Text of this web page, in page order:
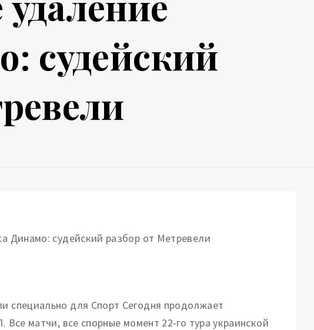
судейский
специально для Спорт Сегодня продолжает
матчи, все спорные момент 22-го тура украинской